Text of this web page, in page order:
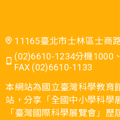
11165臺北市士林區士商
(02)6610-1234分機1000
FAX (02)6610-1133
本網站為國立臺灣科學教育
站，分享「全國中小學科學
「臺灣國際科學展覽會」歷